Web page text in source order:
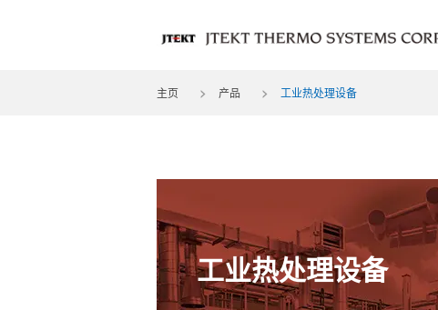
主页 产品 工业热处理设备
工业热处理设备